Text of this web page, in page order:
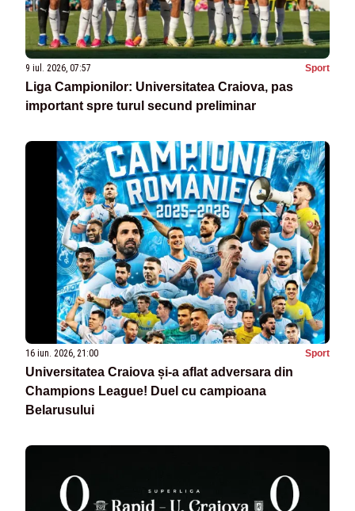
9 iul. 2026, 07:57 Sport
Liga Campionilor: Universitatea Craiova, pas
important spre turul secund preliminar
16 iun. 2026, 21:00 Sport
Universitatea Craiova și-a aflat adversara din
Champions League! Duel cu campioana
Belarusului